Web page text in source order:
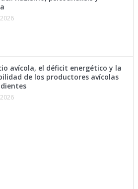
avícola, el déficit energético y la
de los productores avícolas